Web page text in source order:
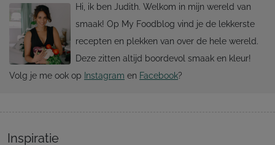
Hi, ik ben Judith. Welkom in mijn wereld van
smaak! Op My Foodblog vind je de lekkerste
recepten en plekken van over de hele wereld.
Deze zitten altijd boordevol smaak en kleur!
Volg je me ook op Instagram en Facebook?
Inspiratie